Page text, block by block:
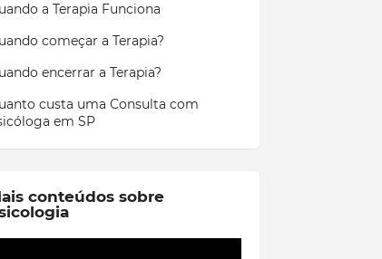
a Terapia Funciona
começar a Terapia?
encerrar a Terapia?
custa uma Consulta com
em SP
conteúdos sobre